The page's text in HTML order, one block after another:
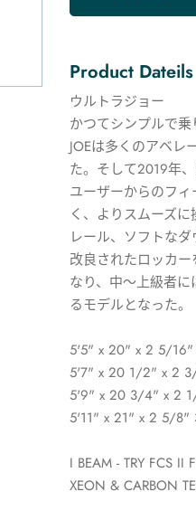
Product Dateils
ウルトラジョー
かつてシンプルで
JOEは多くのアベレ
た。そして2019年、
ユーザーからのフ
く、よりスムーズ
レール、ソフトな
改良されたロッカ
なり、中～上級者
るモデルとなった。
5'5" x 20" x 2 5/16"
5'7" x 20 1/2" x 2
5'9" x 20 3/4" x 2
5'11" x 21" x 2 5/8"
I BEAM - TRY FCS II
XEON & CARBON